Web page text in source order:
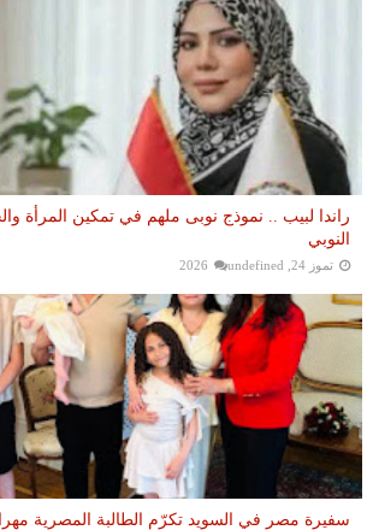
راندا لبيب .. نموذج نوبى ملهم في تمكين المرأة
النوبي
تموز 24, 2026 undefined
سفيرة مصر في السويد تكرّم الطالبة المصرية